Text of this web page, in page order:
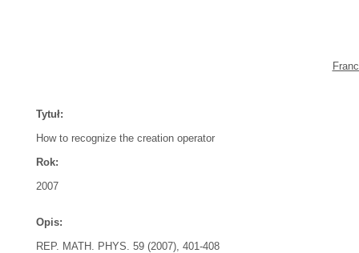
Tytuł:
How to recognize the creation operator
Rok:
2007
Opis:
REP. MATH. PHYS. 59 (2007), 401-408